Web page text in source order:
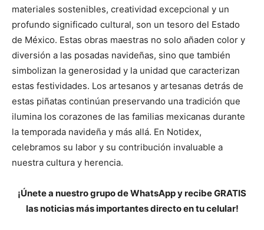
materiales sostenibles, creatividad excepcional y un
profundo significado cultural, son un tesoro del Estado
de México. Estas obras maestras no solo añaden color y
diversión a las posadas navideñas, sino que también
simbolizan la generosidad y la unidad que caracterizan
estas festividades. Los artesanos y artesanas detrás de
estas piñatas continúan preservando una tradición que
ilumina los corazones de las familias mexicanas durante
la temporada navideña y más allá. En Notidex,
celebramos su labor y su contribución invaluable a
nuestra cultura y herencia.
¡Únete a nuestro grupo de WhatsApp y recibe GRATIS
las noticias más importantes directo en tu celular!